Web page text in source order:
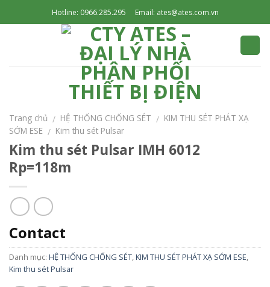
to
Hotline: 0966.285.295 Email: ates@ates.com.vn
Trang chủ / HỆ THỐNG CHỐNG SÉT / KIM THU SÉT PHÁT XẠ
SỚM ESE / Kim thu sét Pulsar
Kim thu sét Pulsar IMH 6012
Rp=118m
Contact
Danh mục: HỆ THỐNG CHỐNG SÉT,KIM THU SÉT PHÁT XẠ SỚM ESE,
Kim thu sét Pulsar